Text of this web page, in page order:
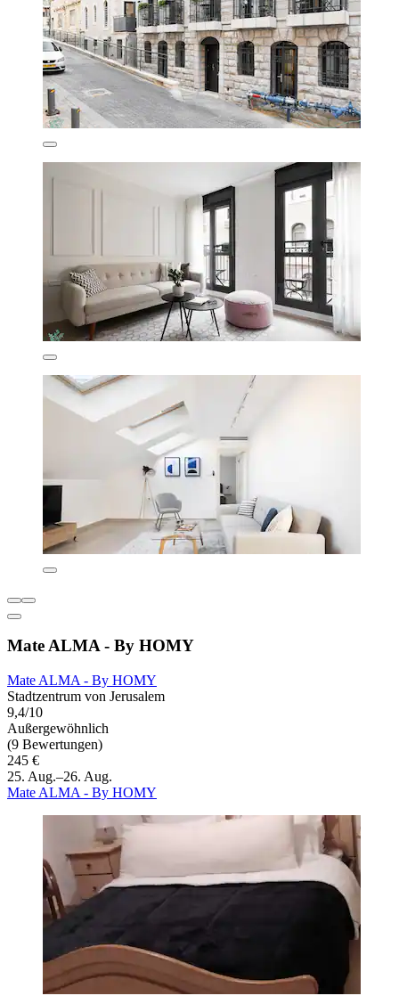
Mate ALMA - By HOMY
Mate ALMA - By HOMY
Stadtzentrum von Jerusalem
9,4/10
Außergewöhnlich
(9 Bewertungen)
245 €
25. Aug.–26. Aug.
Mate ALMA - By HOMY